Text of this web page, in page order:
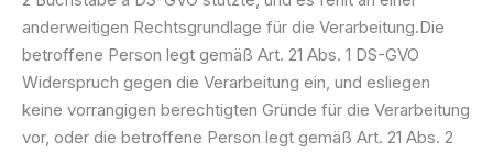
anderweitigen Rechtsgrundlage für die Verarbeitung.Die
betroffene Person legt gemäß Art. 21 Abs. 1 DS-GVO
Widerspruch gegen die Verarbeitung ein, und esliegen
keine vorrangigen berechtigten Gründe für die Verarbeitung
vor, oder die betroffene Person legt gemäß Art. 21 Abs. 2